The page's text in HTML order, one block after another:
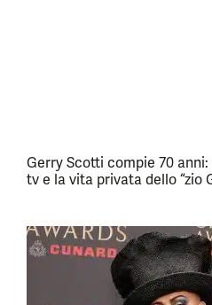
Gerry Scotti compie 70
tv e la vita privata dello “zio